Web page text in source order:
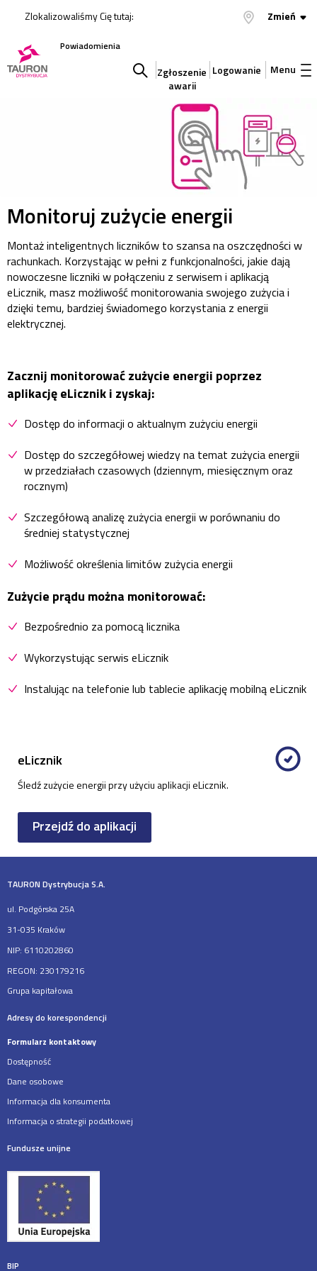
Zlokalizowaliśmy Cię tutaj: Zmień
Powiadomienia
Zgłoszenie
awarii
Logowanie Menu
Monitoruj zużycie energii
Montaż inteligentnych liczników to szansa na oszczędności w
rachunkach. Korzystając w pełni z funkcjonalności, jakie dają
nowoczesne liczniki w połączeniu z serwisem i aplikacją
eLicznik, masz możliwość monitorowania swojego zużycia i
dzięki temu, bardziej świadomego korzystania z energii
elektrycznej.
Zacznij monitorować zużycie energii poprzez
aplikację eLicznik i zyskaj:
Dostęp do informacji o aktualnym zużyciu energii
Dostęp do szczegółowej wiedzy na temat zużycia energii
w przedziałach czasowych (dziennym, miesięcznym oraz
rocznym)
Szczegółową analizę zużycia energii w porównaniu do
średniej statystycznej
Możliwość określenia limitów zużycia energii
Zużycie prądu można monitorować:
Bezpośrednio za pomocą licznika
Wykorzystując serwis eLicznik
Instalując na telefonie lub tablecie aplikację mobilną eLicznik
eLicznik
Śledź zużycie energii przy użyciu aplikacji eLicznik.
Przejdź do aplikacji
TAURON Dystrybucja S.A.
ul. Podgórska 25A
31-035 Kraków
NIP: 6110202860
REGON: 230179216
Grupa kapitałowa
Adresy do korespondencji
Formularz kontaktowy
Dostępność
Dane osobowe
Informacja dla konsumenta
Informacja o strategii podatkowej
Fundusze unijne
BIP